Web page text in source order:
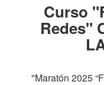
Curso
Redes"
"Maratón 2025